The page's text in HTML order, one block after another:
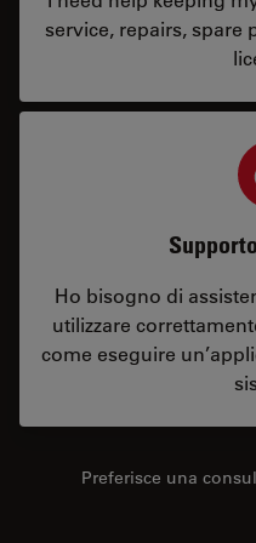
service, repairs, spare
Ho bisogno di
utilizzare
come eseguire
Preferisce una